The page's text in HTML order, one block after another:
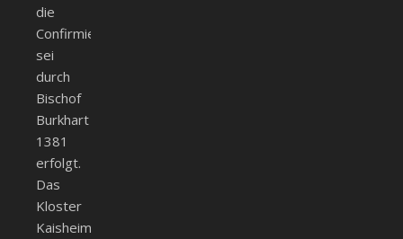
die
Confirmierung
sei
durch
Bischof
Burkhart
1381
erfolgt.
Das
Kloster
Kaisheim